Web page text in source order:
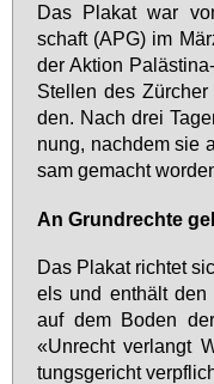
Das Pla­kat war
schaft (APG) im
der Ak­ti­on
Stel­len des
den. Nach drei
nung, nach­dem sie
sam ge­macht
An Grund­rech­te
Das Pla­kat rich­tet
els und ent­hält den
auf dem Bo­den
«Un­recht ver­langt
tungs­ge­richt